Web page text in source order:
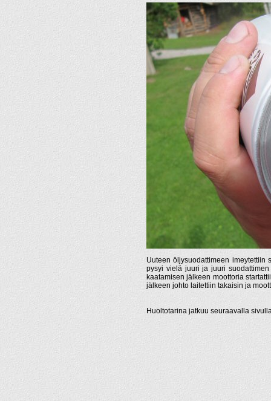
Uuteen öljysuodattimeen
pysyi vielä juuri ja juuri
kaatamisen jälkeen moottoria
jälkeen johto laitettiin takaisin ja
Huoltotarina jatkuu seuraavalla